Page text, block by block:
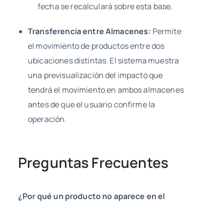
fecha se recalculará sobre esta base.
Transferencia entre Almacenes: Permite
el movimiento de productos entre dos
ubicaciones distintas. El sistema muestra
una previsualización del impacto que
tendrá el movimiento en ambos almacenes
antes de que el usuario confirme la
operación.
Preguntas Frecuentes
¿Por qué un producto no aparece en el